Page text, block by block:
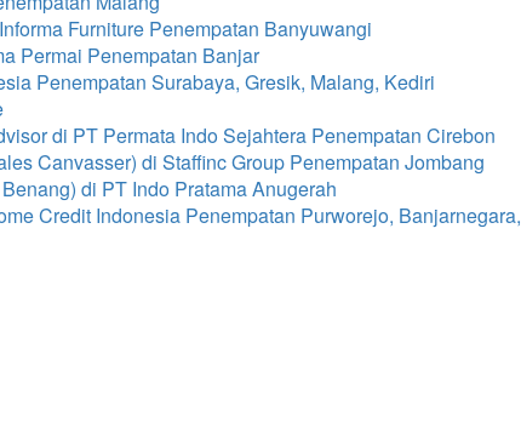
Furniture Penempatan Banyuwangi
Permai Penempatan Banjar
Penempatan Surabaya, Gresik, Malang, Kediri
di PT Permata Indo Sejahtera Penempatan Cirebon
Canvasser) di Staffinc Group Penempatan Jombang
di PT Indo Pratama Anugerah
Credit Indonesia Penempatan Purworejo, Banjarnegara,